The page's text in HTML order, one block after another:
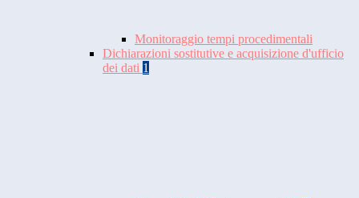
Monitoraggio tempi procedimentali
Dichiarazioni sostitutive e acquisizione d'ufficio
dei dati 1